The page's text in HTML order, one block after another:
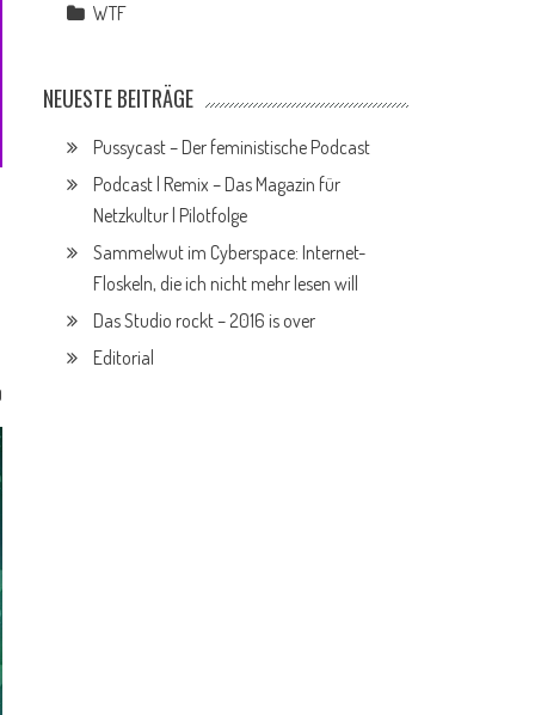
WTF
NEUESTE BEITRÄGE
Pussycast – Der feministische Podcast
Podcast | Remix – Das Magazin für
Netzkultur | Pilotfolge
Sammelwut im Cyberspace: Internet-
Floskeln, die ich nicht mehr lesen will
Das Studio rockt – 2016 is over
Editorial